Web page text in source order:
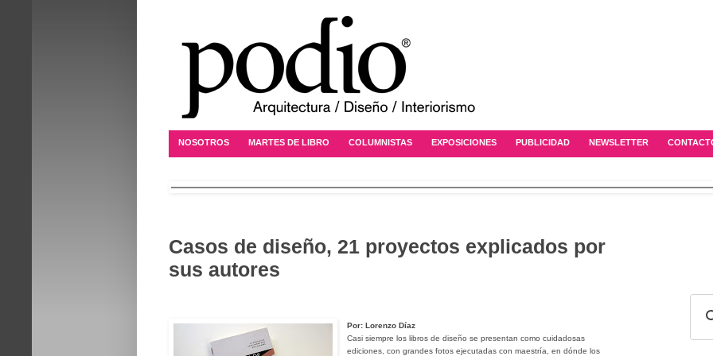
NOSOTROS MARTES DE LIBRO COLUMNISTAS EXPOSICIONES PUBLICIDAD NEWSLETTER
Casos de diseño, 21 proyectos explicados por
sus autores
Por: Lorenzo Díaz
Casi siempre los libros de diseño se presentan como cuidadosas
ediciones, con grandes fotos ejecutadas con maestría, en dónde los